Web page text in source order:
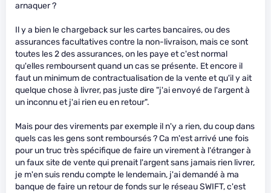
arnaquer ?
Il y a bien le chargeback sur les cartes bancaires, ou des
assurances facultatives contre la non-livraison, mais ce sont
toutes les 2 des assurances, on les paye et c'est normal
qu'elles remboursent quand un cas se présente. Et encore il
faut un minimum de contractualisation de la vente et qu'il y ait
quelque chose à livrer, pas juste dire "j'ai envoyé de l'argent à
un inconnu et j'ai rien eu en retour".
Mais pour des virements par exemple il n'y a rien, du coup dans
quels cas les gens sont remboursés ? Ca m'est arrivé une fois
pour un truc très spécifique de faire un virement à l'étranger à
un faux site de vente qui prenait l'argent sans jamais rien livrer,
je m'en suis rendu compte le lendemain, j'ai demandé à ma
banque de faire un retour de fonds sur le réseau SWIFT, c'est